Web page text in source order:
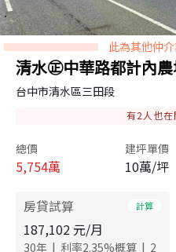
此為其他仲
清水㊣中華路都計內
台中市清水區三田段
有2 人也
總價
5,754萬
建坪單價
10萬/坪
房貸試算 計算
187,102 元/月
30年 | 利率2.35%概算 | 2